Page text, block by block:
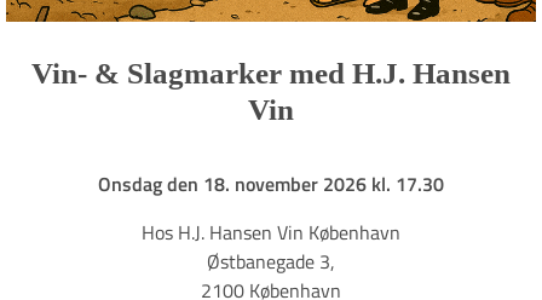
Vin- & Slagmarker med H.J. Hansen
Vin
Onsdag den 18. november 2026 kl. 17.30
Hos H.J. Hansen Vin København
Østbanegade 3,
2100 København